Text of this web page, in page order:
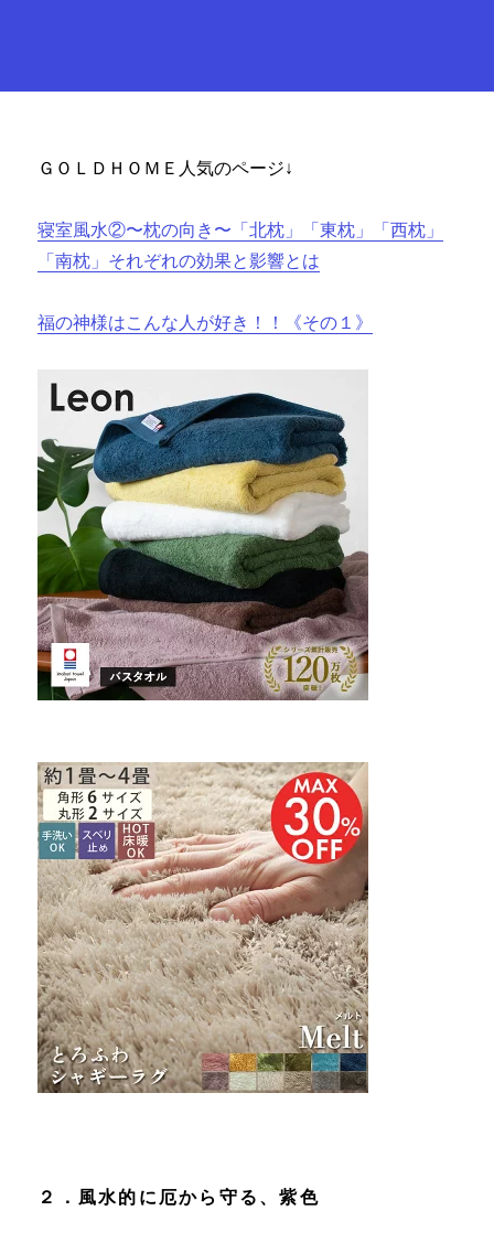
ＧＯＬＤＨＯＭＥ人気のページ↓
寝室風水②〜枕の向き〜「北枕」「東枕」「西枕」
「南枕」それぞれの効果と影響とは
福の神様はこんな人が好き！！《その１》
２．風水的に厄から守る、紫色